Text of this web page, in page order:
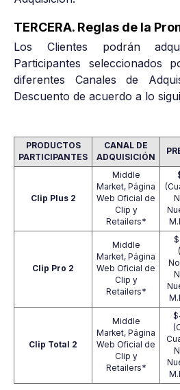
TERCERA. Reglas de la
Los Clientes podrán
Participantes seleccionados
diferentes Canales de
Descuento de acuerdo a lo
PRODUCTOS
PARTICIPANTES
CANAL DE
ADQUISICIÓN
Clip Plus 2
Middle
Market, Página
Web Oficial de
Clip y
Retailers*
Clip Pro 2
Middle
Market, Página
Web Oficial de
Clip y
Retailers*
Clip Total 2
Middle
Market, Página
Web Oficial de
Clip y
Retailers*